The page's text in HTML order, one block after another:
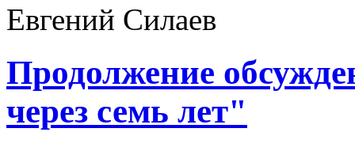
Продолжение
через семь лет"